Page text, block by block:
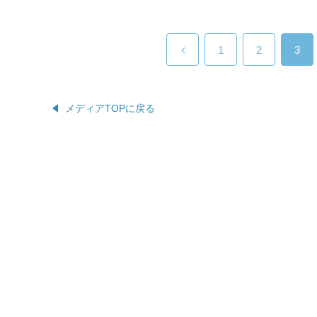
1 2 3
メディアTOPに戻る